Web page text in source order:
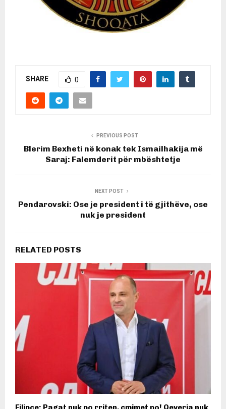
SHARE 0
PREVIOUS POST
Blerim Bexheti në konak tek Ismailhakija më
Saraj: Falemderit për mbështetje
NEXT POST
Pendarovski: Ose je president i të gjithëve, ose
nuk je president
RELATED POSTS